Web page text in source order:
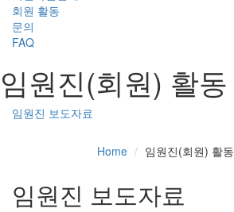
회원 활동
문의
FAQ
임원진(회원) 활동
임원진 보도자료
Home 임원진(회원) 활동
임원진 보도자료